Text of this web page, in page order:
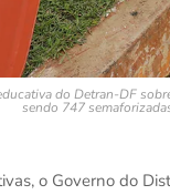
do Detran-DF
sendo 747
o Governo do